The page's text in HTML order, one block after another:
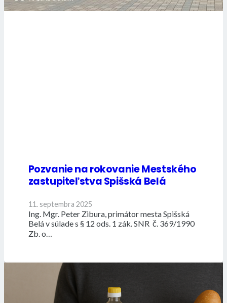
Pozvanie na rokovanie Mestského
zastupiteľstva Spišská Belá
11. septembra 2025
Ing. Mgr. Peter Zibura, primátor mesta Spišská
Belá v súlade s § 12 ods. 1 zák. SNR č. 369/1990
Zb. o…